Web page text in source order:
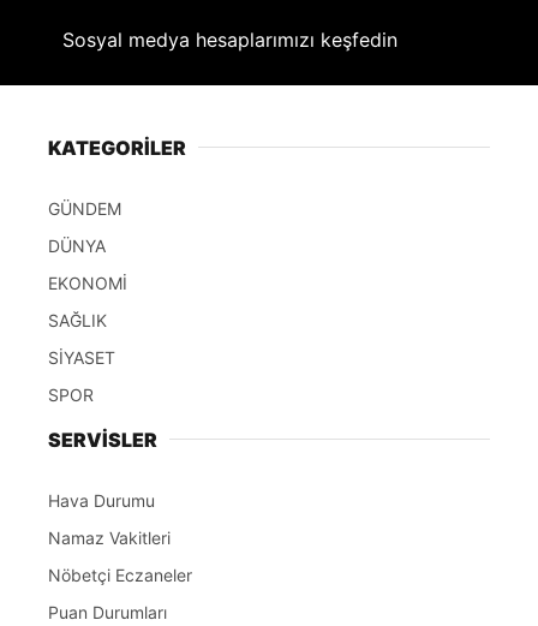
Sosyal medya hesaplarımızı keşfedin
KATEGORİLER
GÜNDEM
DÜNYA
EKONOMİ
SAĞLIK
SİYASET
SPOR
SERVİSLER
Hava Durumu
Namaz Vakitleri
Nöbetçi Eczaneler
Puan Durumları